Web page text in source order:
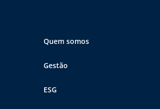
Quem somos
Gestão
ESG